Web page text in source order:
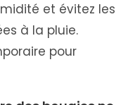
et évitez les
à la pluie.
pour